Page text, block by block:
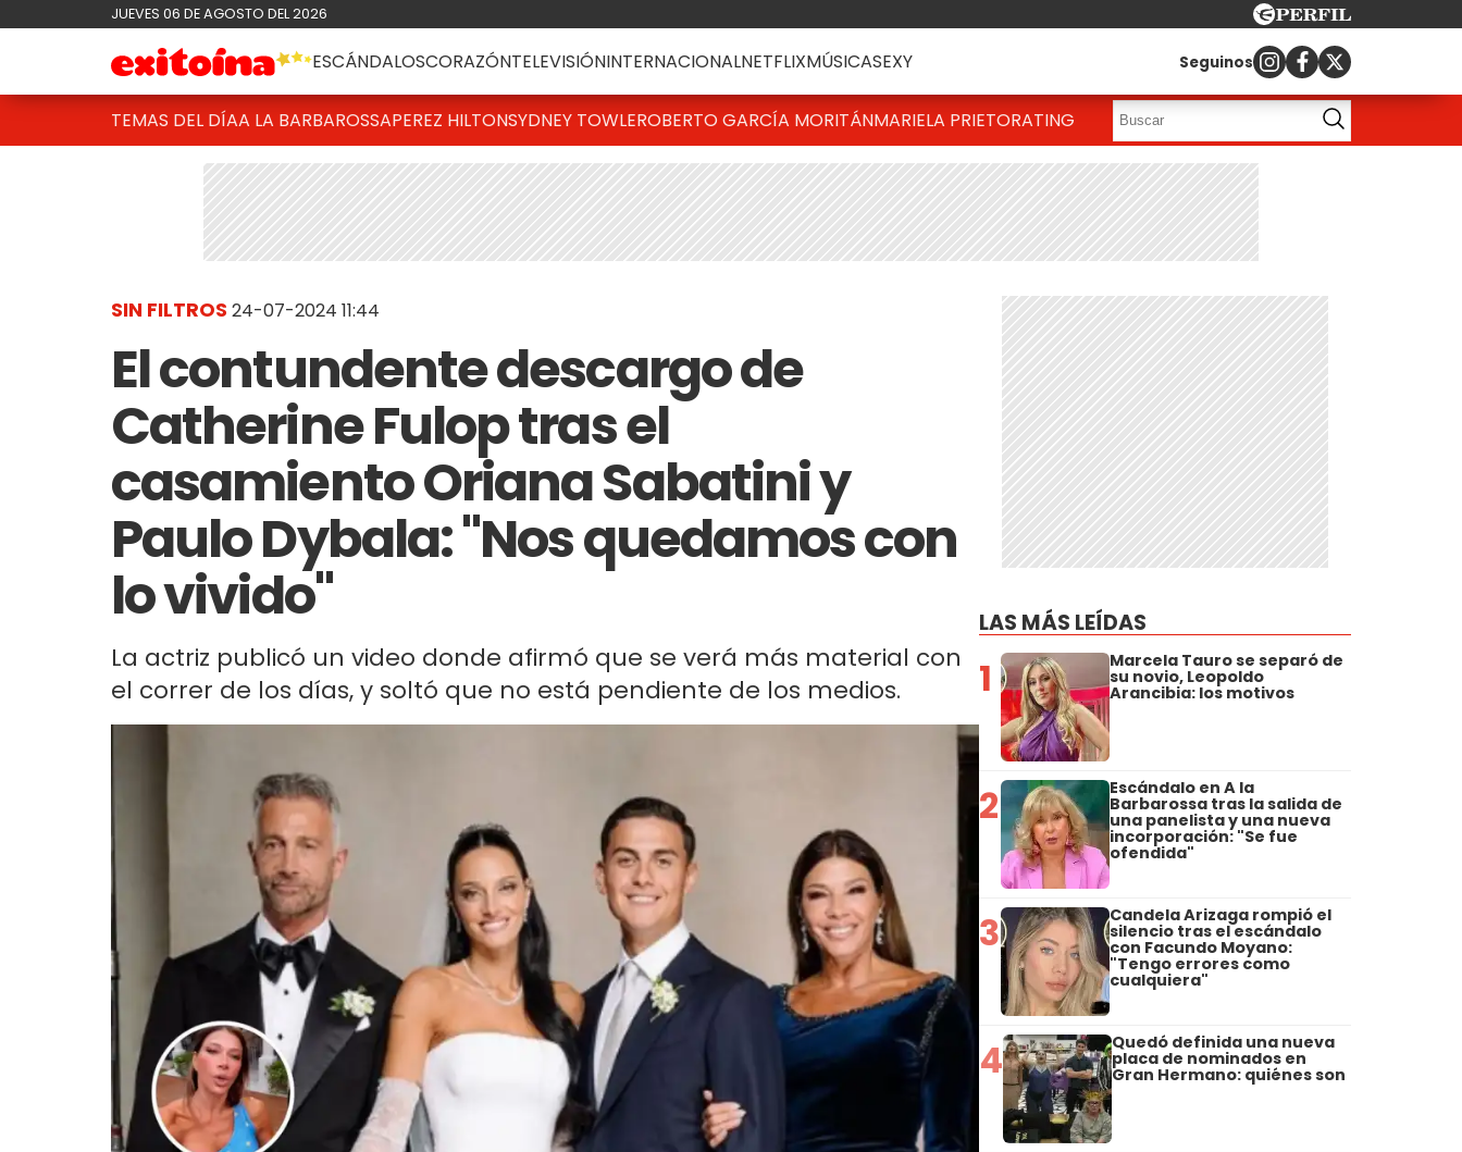
JUEVES 06 DE AGOSTO DEL 2026
ESCÁNDALOSCORAZÓNTELEVISIÓNINTERNACIONALNETFLIXMÚSICASEXY Seguinos
TEMAS DEL DÍAA LA BARBAROSSAPEREZ HILTONSYDNEY TOWLEROBERTO GARCÍA MORITÁNMARIELA PRIETORATING
SIN FILTROS 24-07-2024 11:44
El contundente descargo de
Catherine Fulop tras el
casamiento Oriana Sabatini y
Paulo Dybala: "Nos quedamos con
lo vivido"
La actriz publicó un video donde afirmó que se verá más material con
el correr de los días, y soltó que no está pendiente de los medios.
LAS MÁS LEÍDAS
1 Marcela Tauro se separó de
su novio, Leopoldo
Arancibia: los motivos
2 Escándalo en A la
Barbarossa tras la salida de
una panelista y una nueva
incorporación: "Se fue
ofendida"
3 Candela Arizaga rompió el
silencio tras el escándalo
con Facundo Moyano:
"Tengo errores como
cualquiera"
4 Quedó definida una nueva
placa de nominados en
Gran Hermano: quiénes son